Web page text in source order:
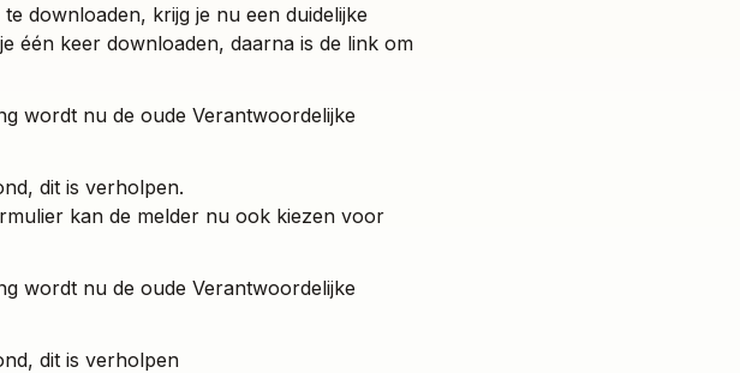
downloaden, krijg je nu een duidelijke
één keer downloaden, daarna is de link om
wordt nu de oude Verantwoordelijke
dit is verholpen.
kan de melder nu ook kiezen voor
wordt nu de oude Verantwoordelijke
dit is verholpen